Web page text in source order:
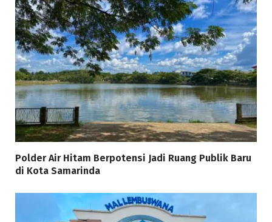
Polder Air Hitam Berpotensi Jadi Ruang Publik Baru
di Kota Samarinda